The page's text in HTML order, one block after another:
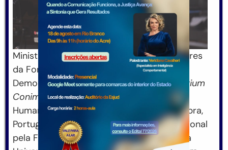
Ministro do STJ desde 2015, Reynaldo Soares
da Fonseca, possui pós-doutorado em
Democracia e Direitos Humanos (Ius Gentium
Conimbrigae), pelo Centro de Direitos
Humanos (IGC), da Universidade de Coimbra,
Portugal. Doutorado em Direito Constitucional
pela Fadisp-SP, com pesquisa realizada na